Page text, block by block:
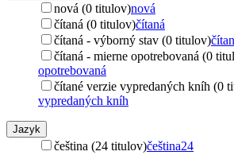
nová (0 titulov)nová
čítaná (0 titulov)čítaná
čítaná - výborný stav (0 titulov)
čítaná - mierne opotrebovaná (0
opotrebovaná
čítané verzie vypredaných kníh (0
vypredaných kníh
Jazyk
čeština (24 titulov)čeština24